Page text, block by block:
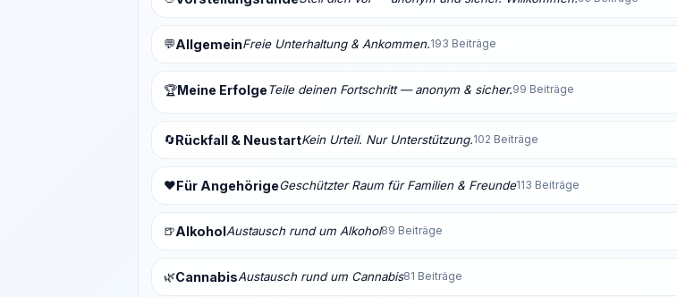
💬AllgemeinFreie Unterhaltung & Ankommen.193 Beiträge
🏆Meine ErfolgeTeile deinen Fortschritt — anonym & sicher.99 Beiträge
🔄Rückfall & NeustartKein Urteil. Nur Unterstützung.102 Beiträge
❤️Für AngehörigeGeschützter Raum für Familien & Freunde113 Beiträge
🍺AlkoholAustausch rund um Alkohol89 Beiträge
🌿CannabisAustausch rund um Cannabis81 Beiträge